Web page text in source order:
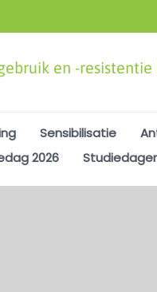
en -
Sensibilisatie
2026